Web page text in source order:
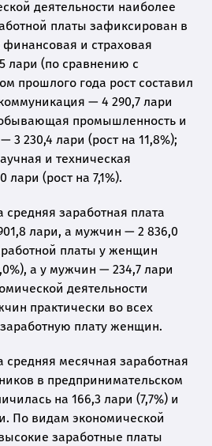
деятельности наиболее
платы зафиксирован в
и страховая
лари (по сравнению с
прошлого года рост составил
— 4 290,7 лари
промышленность и
3 230,4 лари (рост на 11,8%);
и техническая
лари (рост на 7,1%).
средняя заработная плата
лари, а мужчин — 2 836,0
платы у женщин
а у мужчин — 234,7 лари
деятельности
практически во всех
плату женщин.
средняя месячная заработная
в предпринимательском
на 166,3 лари (7,7%) и
По видам экономической
заработные платы